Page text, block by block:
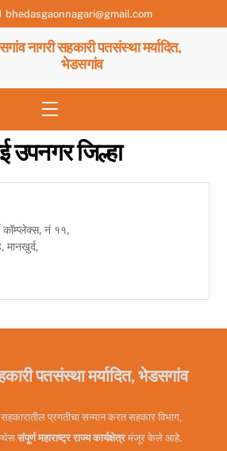
bhedasgaonnagari@gmail.com
नागरी सहकारी पतसंस्था मर्यादित,
भेडसगांव
Menu
उपनगर जिल्हा
कॉम्प्लेक्स, नं ११,
मानखुर्द,
पतसंस्था मर्यादित, भेडसगांव
प्रगतीचा सन्मान करत सहकार विभाग,
संपूर्ण महाराष्ट्र राज्य कार्यक्षेत्रमंजूर केले आहे.